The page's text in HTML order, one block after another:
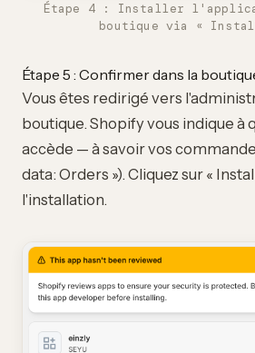
Étape 4 : Installer
boutique via «
Étape 5 : Confirmer dans la
Vous êtes redirigé vers
boutique. Shopify vous indique à
accède — à savoir vos
data: Orders »). Cliquez sur «
l'installation.